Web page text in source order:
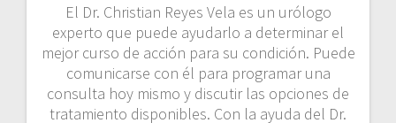
El Dr. Christian Reyes Vela es un urólogo
experto que puede ayudarlo a determinar el
mejor curso de acción para su condición. Puede
comunicarse con él para programar una
consulta hoy mismo y discutir las opciones de
tratamiento disponibles. Con la ayuda del Dr.